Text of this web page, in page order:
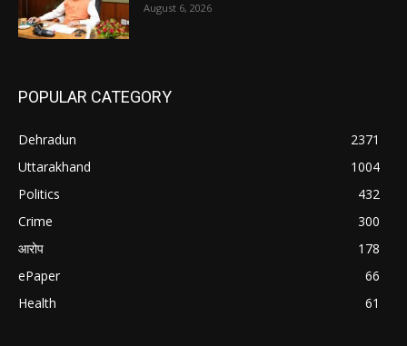
August 6, 2026
POPULAR CATEGORY
Dehradun
2371
Uttarakhand
1004
Politics
432
Crime
300
आरोप
178
ePaper
66
Health
61